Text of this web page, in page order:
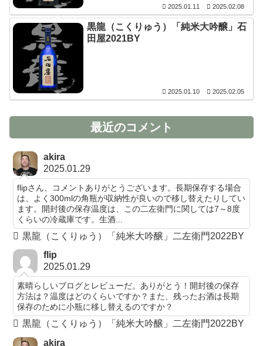
2025.01.11 2025.02.08
黒龍（こくりゅう）「純米大吟醸」石
田屋2021BY
2025.01.10 2025.02.05
最近のコメント
akira
2025.01.29
flipさん、コメントありがとうございます。長期保存する場合
は、よく300mlの角瓶が収納性が良いので移し替えたりしてい
ます。開封後の保存温度は、この二左衛門に関しては7～8度
くらいの冷蔵庫です。生酒...
黒龍（こくりゅう）「純米大吟醸」二左衛門2022BY
flip
2025.01.29
素晴らしいブログとレビューだ。ありがとう！開封後の保存
方法は？温度はどのくらいですか？また、残ったお酒は長期
保存のために小瓶に移し替えるのですか？
黒龍（こくりゅう）「純米大吟醸」二左衛門2022BY
akira